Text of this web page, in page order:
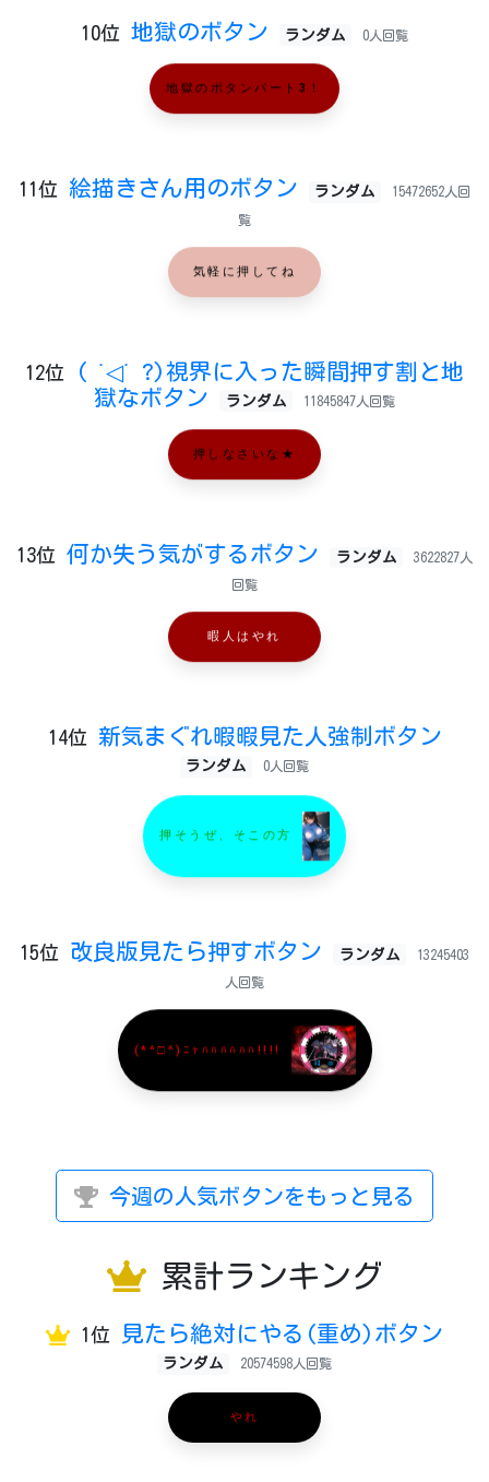
10位 地獄のボタン ランダム 0人回覧
地獄のボタンパート3！
11位 絵描きさん用のボタン ランダム 15472652人回
覧
気軽に押してね
12位
( ˙◁˙ ?)視界に入った瞬間押す割と地
獄なボタン
ランダム 11845847人回覧
押しなさいな★
13位 何か失う気がするボタン ランダム 3622827人
回覧
暇人はやれ
14位 新気まぐれ暇暇見た人強制ボタン
ランダム 0人回覧
押そうぜ、そこの方
15位 改良版見たら押すボタン ランダム 13245403
人回覧
(*^□^)ﾆｬﾊﾊﾊﾊﾊﾊ!!!!
今週の人気ボタンをもっと見る
累計ランキング
1位 見たら絶対にやる(重め)ボタン
ランダム 20574598人回覧
やれ